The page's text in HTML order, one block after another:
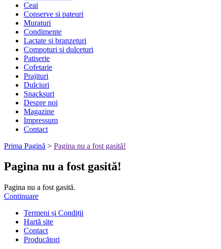
Ceai
Conserve si pateuri
Muraturi
Condimente
Lactate si branzeturi
Compoturi si dulceturi
Patiserie
Cofetarie
Prajituri
Dulciuri
Snacksuri
Despre noi
Magazine
Impressum
Contact
Prima Pagină > Pagina nu a fost gasită!
Pagina nu a fost gasită!
Pagina nu a fost gasită.
Continuare
Termeni și Condiții
Hartă site
Contact
Producători